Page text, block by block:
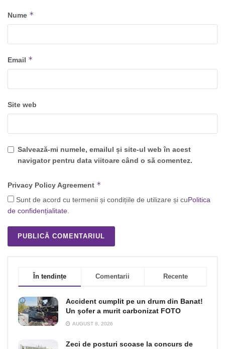
Nume *
Email *
Site web
Salvează-mi numele, emailul și site-ul web în acest
navigator pentru data viitoare când o să comentez.
Privacy Policy Agreement *
Sunt de acord cu termenii și condițiile de utilizare și cuPolitica
de confidențialitate.
În tendințe Comentarii Recente
Accident cumplit pe un drum din Banat!
Un şofer a murit carbonizat FOTO
AUGUST 8, 2026
Zeci de posturi scoase la concurs de